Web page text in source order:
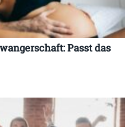
Passt das